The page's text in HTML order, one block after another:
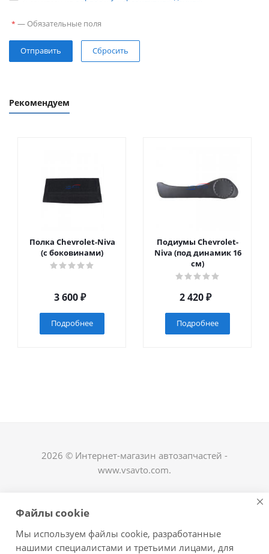
* — Обязательные поля
Сбросить
Рекомендуем
Полка Chevrolet-Niva
(с боковинами)
3 600₽
Подробнее
Подиумы Chevrolet-
Niva (под динамик 16
см)
2 420₽
Подробнее
2026 © Интернет-магазин автозапчастей -
www.vsavto.com.
+7 (8482) 622-122 avtovs@yandex.ru
Файлы cookie
Мы используем файлы cookie, разработанные
нашими специалистами и третьими лицами, для